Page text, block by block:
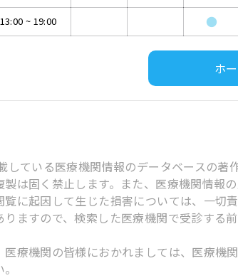
13:00 ~ 19:00 ●
ホ
している医療機関情報のデータベースの著
製は固く禁止します。また、医療機関情報
覧に起因して生じた損害については、一切
りますので、検索した医療機関で受診する
医療機関の皆様におかれましては、医療機